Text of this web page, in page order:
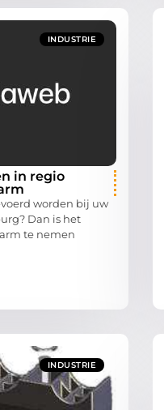
INDUSTRIE
in regio
worden bij uw
Dan is het
te nemen
INDUSTRIE